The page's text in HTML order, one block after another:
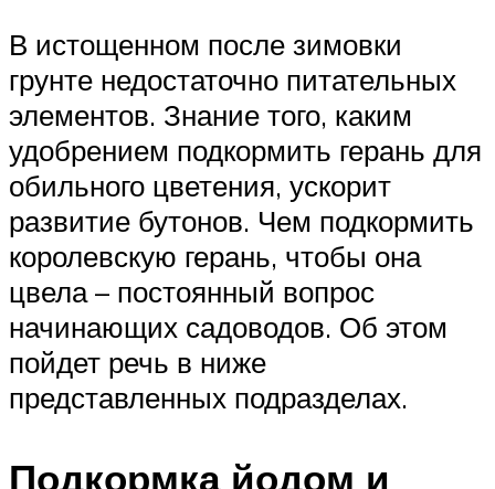
В истощенном после зимовки
грунте недостаточно питательных
элементов. Знание того, каким
удобрением подкормить герань для
обильного цветения, ускорит
развитие бутонов. Чем подкормить
королевскую герань, чтобы она
цвела – постоянный вопрос
начинающих садоводов. Об этом
пойдет речь в ниже
представленных подразделах.
Подкормка йодом и